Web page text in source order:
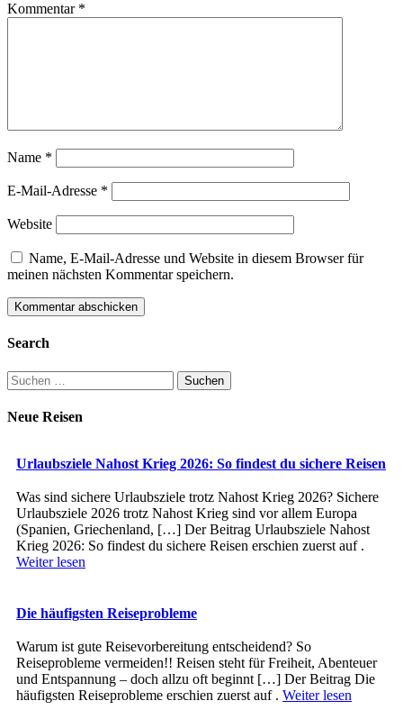
Kommentar *
Name *
E-Mail-Adresse *
Website
Name, E-Mail-Adresse und Website in diesem Browser für
meinen nächsten Kommentar speichern.
Search
Suchen
nach:
Neue Reisen
Urlaubsziele Nahost Krieg 2026: So findest du sichere Reisen
Was sind sichere Urlaubsziele trotz Nahost Krieg 2026? Sichere
Urlaubsziele 2026 trotz Nahost Krieg sind vor allem Europa
(Spanien, Griechenland, […] Der Beitrag Urlaubsziele Nahost
Krieg 2026: So findest du sichere Reisen erschien zuerst auf .
Weiter lesen
Die häufigsten Reiseprobleme
Warum ist gute Reisevorbereitung entscheidend? So
Reiseprobleme vermeiden!! Reisen steht für Freiheit, Abenteuer
und Entspannung – doch allzu oft beginnt […] Der Beitrag Die
häufigsten Reiseprobleme erschien zuerst auf . Weiter lesen